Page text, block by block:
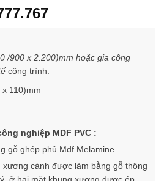
/900 x 2.200)mm hoặc gia công
công trình.
110)mm
nghiệp MDF PVC :
gỗ ghép phủ Mdf Melamine
xương cánh được làm bằng gỗ thông